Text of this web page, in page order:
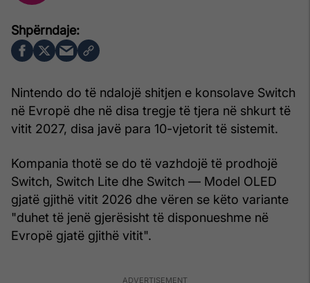
Nintendo do të ndalojë shitjen e konsolave Switch
në Evropë dhe në disa tregje të tjera në shkurt të
vitit 2027, disa javë para 10-vjetorit të sistemit.
Kompania thotë se do të vazhdojë të prodhojë
Switch, Switch Lite dhe Switch — Model OLED
gjatë gjithë vitit 2026 dhe vëren se këto variante
"duhet të jenë gjerësisht të disponueshme në
Evropë gjatë gjithë vitit".